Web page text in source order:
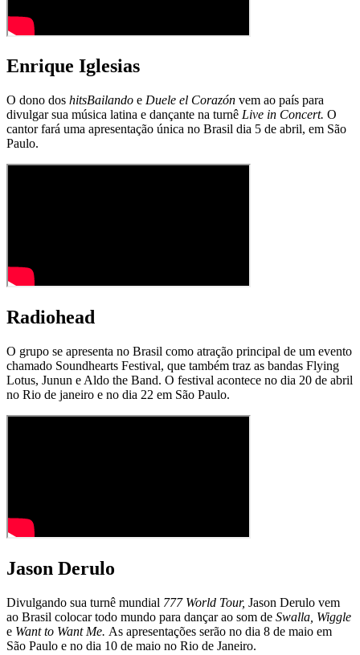
Enrique Iglesias
O dono dos hitsBailando e Duele el Corazón vem ao país para
divulgar sua música latina e dançante na turnê Live in Concert. O
cantor fará uma apresentação única no Brasil dia 5 de abril, em São
Paulo.
Radiohead
O grupo se apresenta no Brasil como atração principal de um evento
chamado Soundhearts Festival, que também traz as bandas Flying
Lotus, Junun e Aldo the Band. O festival acontece no dia 20 de abril
no Rio de janeiro e no dia 22 em São Paulo.
Jason Derulo
Divulgando sua turnê mundial 777 World Tour, Jason Derulo vem
ao Brasil colocar todo mundo para dançar ao som de Swalla, Wiggle
e Want to Want Me. As apresentações serão no dia 8 de maio em
São Paulo e no dia 10 de maio no Rio de Janeiro.